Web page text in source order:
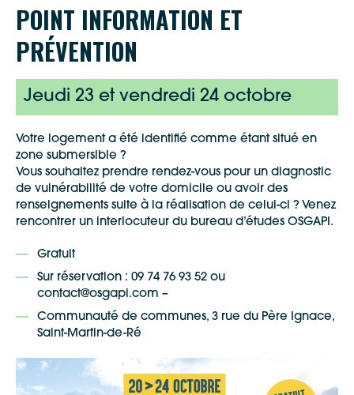
POINT INFORMATION ET
PRÉVENTION
Jeudi 23 et vendredi 24 octobre
Votre logement a été identifié comme étant situé en
zone submersible ?
Vous souhaitez prendre rendez-vous pour un diagnostic
de vulnérabilité de votre domicile ou avoir des
renseignements suite à la réalisation de celui-ci ? Venez
rencontrer un interlocuteur du bureau d’études OSGAPI.
Gratuit
Sur réservation : 09 74 76 93 52 ou
contact@osgapi.com –
Communauté de communes, 3 rue du Père Ignace,
Saint-Martin-de-Ré